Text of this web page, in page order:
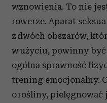
wznowienia. To nie
rowerze. Aparat
z dwóch obszarów,
w użyciu, powinny być
ogólna sprawność
trening emocjonalny.
o rośliny, pielęgnować